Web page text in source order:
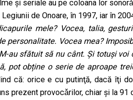
şi seriale au pe coloana lor
de Onoare, în 1997, iar în
mele? Vocea, talia,
personalitate. Vocea mea?
au sfătuit să nu cânt. Şi totuşi
pot obțineo serie de aproape
că: orice e cu putinţă, dacă îţi
prezent provocǎrilor, chiar şi la 91